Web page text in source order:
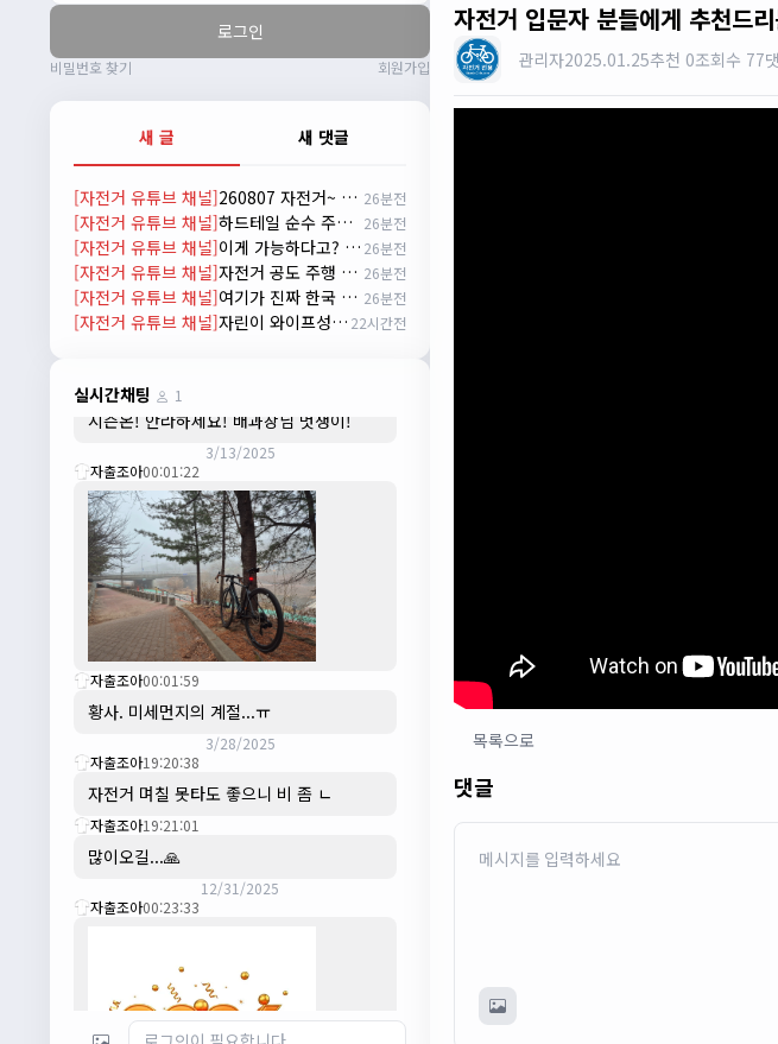
로그인
비밀번호 찾기 회원가입
새 글 새 댓글
[자전거 유튜브 채널] 260807 자전거~ 무엇이든 물어보세요!! 26분전
[자전거 유튜브 채널] 하드테일 순수 주파력 26분전
[자전거 유튜브 채널] 이게 가능하다고? #cycling 26분전
[자전거 유튜브 채널] 자전거 공도 주행 방법! 26분전
[자전거 유튜브 채널] 여기가 진짜 한국 맞나? 자전거 타다 발견 #자전거 #여행 #신기한곳 26분전
[자전거 유튜브 채널] 자린이 와이프성장기 1편 한강라면을 먹어보자~ 22시간전
실시간채팅 1
자출조아03:19:07
시즌이 곧 다가오네요 ^^ 모두 안전한 라이
딩 하시기 바랍니다
자출조아18:44:23
넵!! 잔차나라도 시즌온과 함께 바쁜 하루
하루 보내세요~~
3/1/2025
자출조아08:54:33
수도권은 3.1절 연휴 비소식...ㅠ ㅠ
JIWOON23:26:13
시즌온! 안라하세요! 배과장님 멋쟁이!
3/13/2025
자출조아00:01:22
자출조아00:01:59
황사. 미세먼지의 계절...ㅠ
3/28/2025
자출조아19:20:38
자전거 며칠 못타도 좋으니 비 좀 ㄴ
자출조아19:21:01
많이오길...🙏
12/31/2025
자출조아00:23:33
자전거 입문자 분들에게 추천드
관리자2025.01.25추천 0조회수 77
목록으로
댓글